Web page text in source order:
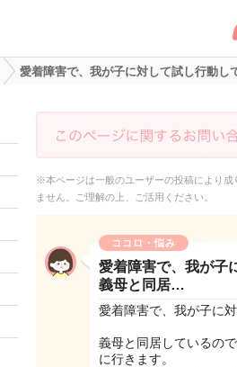
愛着障害で、我が子に対して試し行動し
※本ページは一般のユーザーの投稿により成
ません。ご理解の上、ご活用ください。
ココロ・悩み
愛着障害で、我が子
義母と同居…
愛着障害で、我が子に
義母と同居しているの
に行きます。